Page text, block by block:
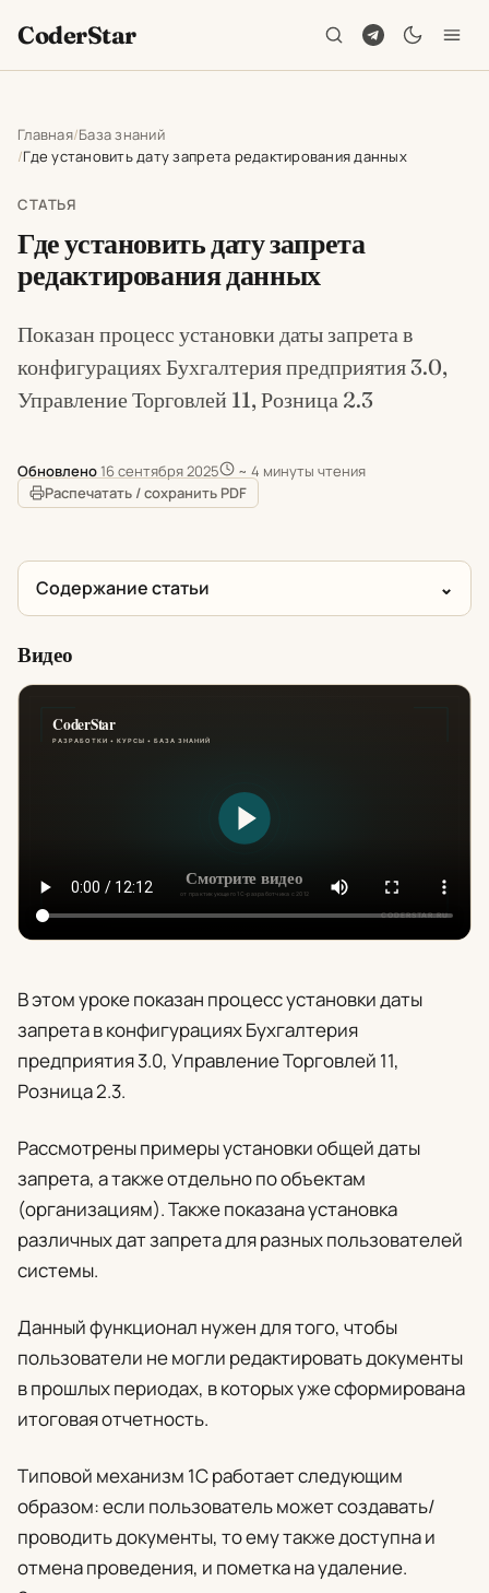
CoderStar
Главная База знаний
Где установить дату запрета редактирования данных
СТАТЬЯ
Где установить дату запрета
редактирования данных
Показан процесс установки даты запрета в
конфигурациях Бухгалтерия предприятия 3.0,
Управление Торговлей 11, Розница 2.3
Обновлено 16 сентября 2025
~ 4 минуты чтения
Распечатать / сохранить PDF
Содержание статьи
Видео
В этом уроке показан процесс установки даты
запрета в конфигурациях Бухгалтерия
предприятия 3.0, Управление Торговлей 11,
Розница 2.3.
Рассмотрены примеры установки общей даты
запрета, а также отдельно по объектам
(организациям). Также показана установка
различных дат запрета для разных пользователей
системы.
Данный функционал нужен для того, чтобы
пользователи не могли редактировать документы
в прошлых периодах, в которых уже сформирована
итоговая отчетность.
Типовой механизм 1С работает следующим
образом: если пользователь может создавать/
проводить документы, то ему также доступна и
отмена проведения, и пометка на удаление.